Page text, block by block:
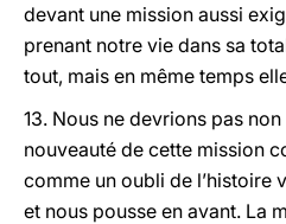
devant une mission aussi
prenant notre vie dans sa
tout, mais en même temps
13. Nous ne devrions pas
nouveauté de cette mission
comme un oubli de l’histoire
et nous pousse en avant. La